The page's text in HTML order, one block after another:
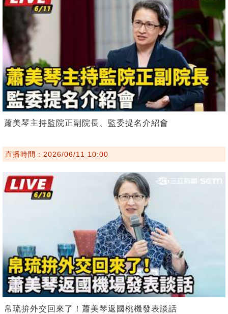
蕭美琴主持監院正副院長、監委提名介紹會
直播時間：2026/06/11 10:00
帛琉拚外交回來了！蕭美琴返國桃機發表談話